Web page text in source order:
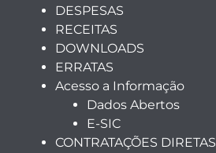
DESPESAS
RECEITAS
DOWNLOADS
ERRATAS
Acesso a Informação
Dados Abertos
E-SIC
CONTRATAÇÕES DIRETAS